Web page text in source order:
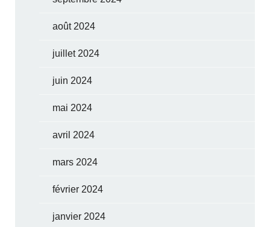
août 2024
juillet 2024
juin 2024
mai 2024
avril 2024
mars 2024
février 2024
janvier 2024